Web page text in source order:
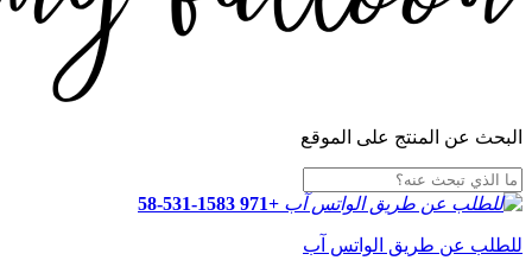
البحث عن المنتج على الموقع
+971 58-531-1583
للطلب عن طريق الواتس آب